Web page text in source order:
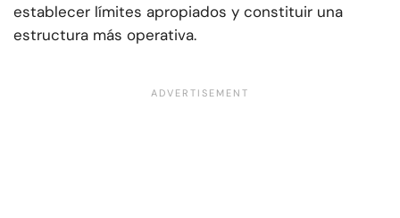
establecer límites apropiados y constituir una
estructura más operativa.